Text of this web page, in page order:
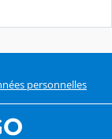
personnelles